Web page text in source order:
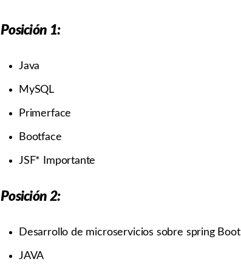
Posición 1:
Java
MySQL
Primerface
Bootface
JSF* Importante
Posición 2:
Desarrollo de microservicios sobre spring Boot
JAVA